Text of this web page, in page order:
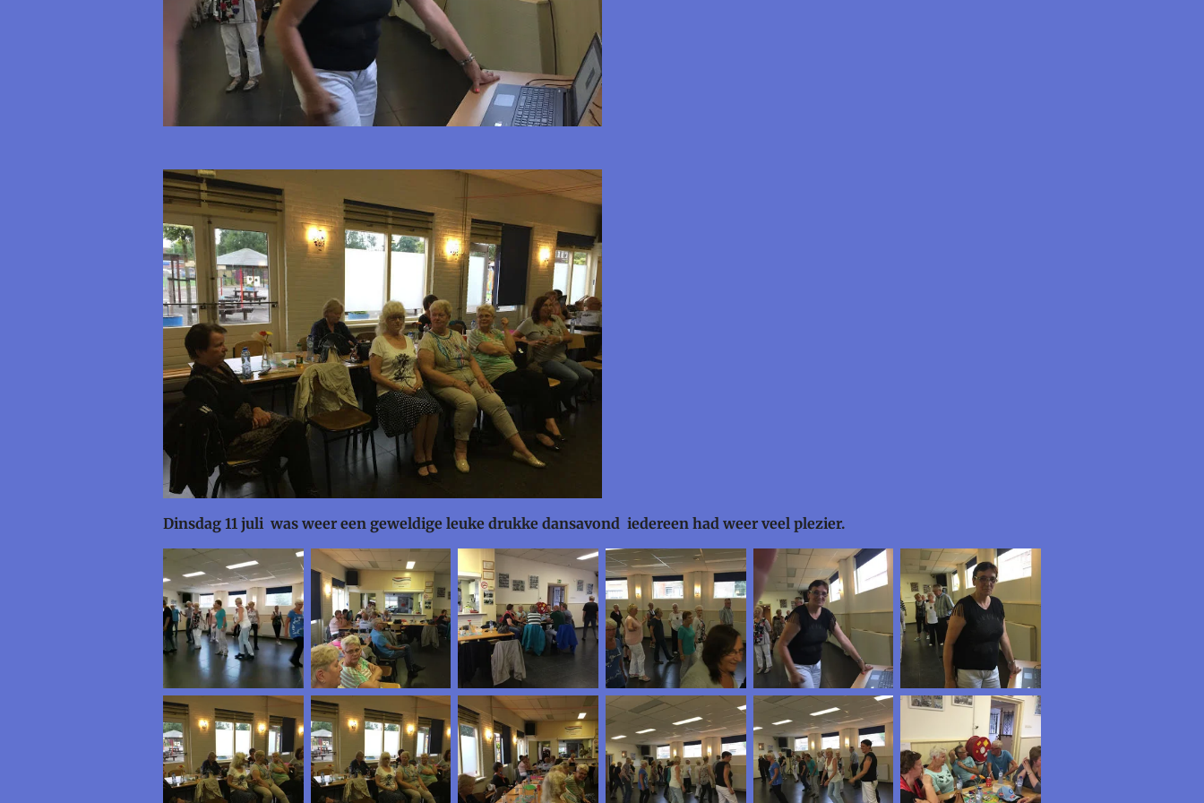
Dinsdag 11 juli was weer een geweldige leuke drukke dansavond iedereen had weer veel plezier.